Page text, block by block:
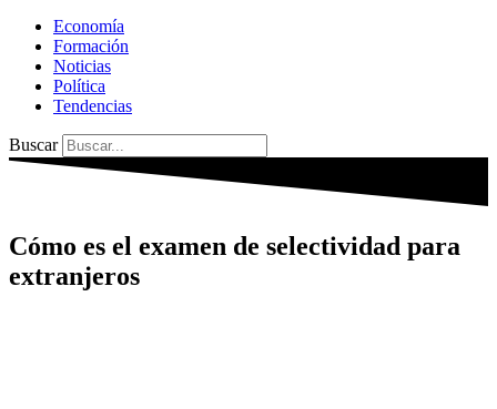
Economía
Formación
Noticias
Política
Tendencias
Buscar
Cómo es el examen de selectividad para
extranjeros